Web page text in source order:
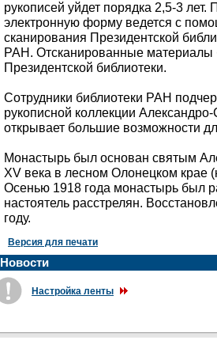
рукописей уйдет порядка 2,5-3
электронную форму ведется с
сканирования Президентской
РАН. Отсканированные материалы
Президентской библиотеки.
Сотрудники библиотеки РАН
рукописной коллекции
открывает большие возможности
Монастырь был основан святым
XV века в лесном Олонецком крае
Осенью 1918 года монастырь был
настоятель расстрелян.
году.
Версия для печати
Новости
Настройка ленты